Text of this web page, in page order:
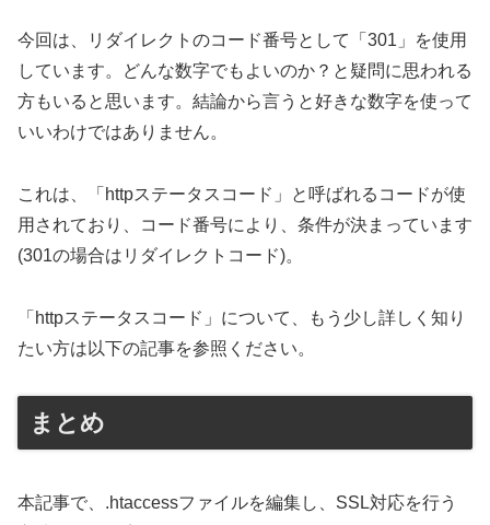
今回は、リダイレクトのコード番号として「301」を使用
しています。どんな数字でもよいのか？と疑問に思われる
方もいると思います。結論から言うと好きな数字を使って
いいわけではありません。
これは、「httpステータスコード」と呼ばれるコードが使
用されており、コード番号により、条件が決まっています
(301の場合はリダイレクトコード)。
「httpステータスコード」について、もう少し詳しく知り
たい方は以下の記事を参照ください。
まとめ
本記事で、.htaccessファイルを編集し、SSL対応を行う